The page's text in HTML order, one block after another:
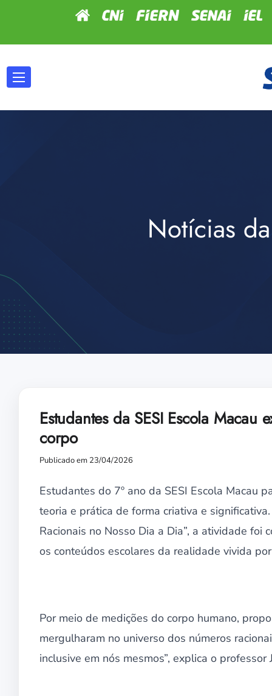
Notícias
Estudantes da SESI Escola
corpo
Publicado em 23/04/2026
Estudantes do 7º ano da SESI Escola Macau
teoria e prática de forma criativa e
Racionais no Nosso Dia a Dia”, a atividade
os conteúdos escolares da realidade vivida
Por meio de medições do corpo humano,
mergulharam no universo dos números
inclusive em nós mesmos”, explica o